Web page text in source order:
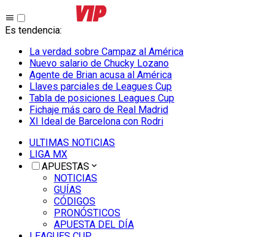
Es tendencia:
La verdad sobre Campaz al América
Nuevo salario de Chucky Lozano
Agente de Brian acusa al América
Llaves parciales de Leagues Cup
Tabla de posiciones Leagues Cup
Fichaje más caro de Real Madrid
XI Ideal de Barcelona con Rodri
ULTIMAS NOTICIAS
LIGA MX
APUESTAS
NOTICIAS
GUÍAS
CÓDIGOS
PRONÓSTICOS
APUESTA DEL DÍA